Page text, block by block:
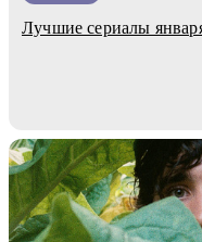
Лучшие сериалы